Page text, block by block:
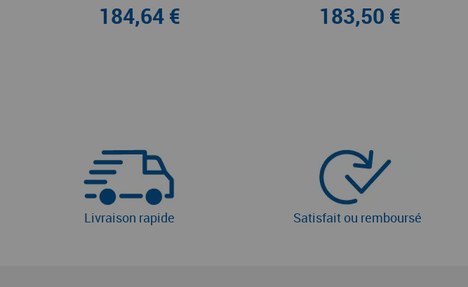
184,64 € 183,50 €
Livraison rapide Satisfait ou remboursé